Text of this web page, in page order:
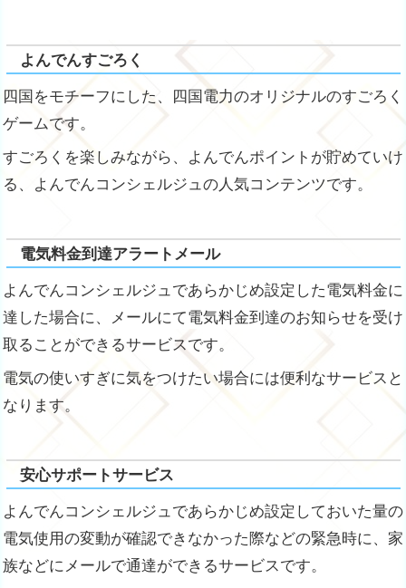
よんでんすごろく
四国をモチーフにした、四国電力のオリジナルのすごろく
ゲームです。
すごろくを楽しみながら、よんでんポイントが貯めていけ
る、よんでんコンシェルジュの人気コンテンツです。
電気料金到達アラートメール
よんでんコンシェルジュであらかじめ設定した電気料金に
達した場合に、メールにて電気料金到達のお知らせを受け
取ることができるサービスです。
電気の使いすぎに気をつけたい場合には便利なサービスと
なります。
安心サポートサービス
よんでんコンシェルジュであらかじめ設定しておいた量の
電気使用の変動が確認できなかった際などの緊急時に、家
族などにメールで通達ができるサービスです。